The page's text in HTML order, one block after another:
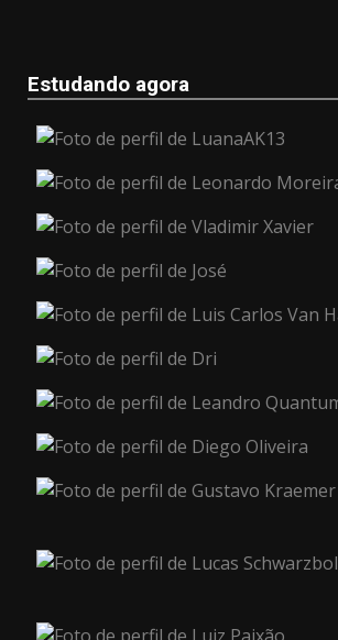
Estudando agora